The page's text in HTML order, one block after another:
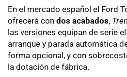
En el mercado español el Ford
ofrecerá con dos acabados,
las versiones equipan de serie
arranque y parada automática
forma opcional, y con
la dotación de fábrica.